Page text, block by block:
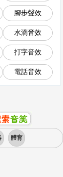
腳步聲效
水滴音效
打字音效
電話音效
體育